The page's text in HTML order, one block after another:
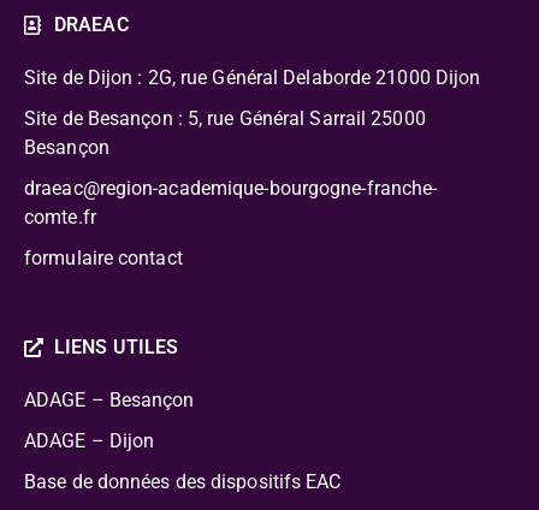
DRAEAC
Site de Dijon : 2G, rue Général Delaborde 21000 Dijon
Site de Besançon : 5, rue Général Sarrail 25000
Besançon
draeac@region-academique-bourgogne-franche-
comte.fr
formulaire contact
LIENS UTILES
ADAGE – Besançon
ADAGE – Dijon
Base de données des dispositifs EAC